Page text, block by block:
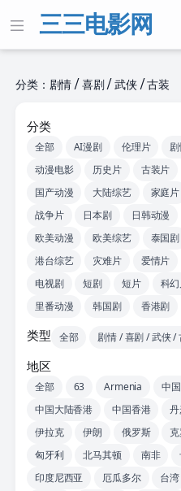
三三电影网
分类：剧情 / 喜剧 / 武侠 / 古装
分类
全部 AI漫剧 伦理片
动漫电影
历史片 古装片
国产动漫
大陆综艺 家庭片
战争片
日本剧 日韩动漫
欧美动漫
欧美综艺 泰国剧
港台综艺
灾难片 爱情片
电视剧
短剧 短片 科
里番动漫
韩国剧 香港剧
类型 全部 剧情 / 喜剧 / 武侠 /
地区
全部 63 Armenia 中
中国大陆香港
中国香港
伊拉克
伊朗 俄罗斯
匈牙利
北马其顿 南非
印度尼西亚
厄瓜多尔 台湾